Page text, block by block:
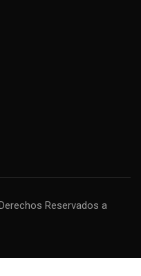
Reservados a